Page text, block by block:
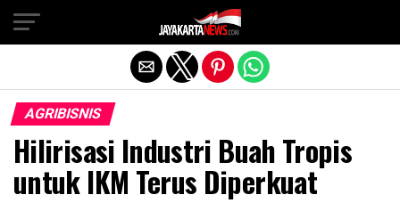
AGRIBISNIS
Hilirisasi Industri Buah Tropis
untuk IKM Terus Diperkuat
Exit mobile version